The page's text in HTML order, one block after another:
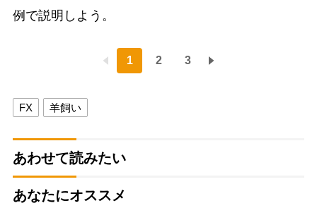
例で説明しよう。
1 2 3
FX 羊飼い
あわせて読みたい
あなたにオススメ